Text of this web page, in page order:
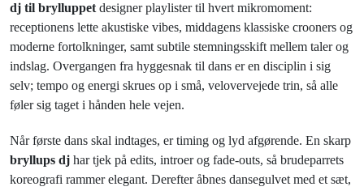
dj til brylluppet designer playlister til hvert mikromoment:
receptionens lette akustiske vibes, middagens klassiske crooners og
moderne fortolkninger, samt subtile stemningsskift mellem taler og
indslag. Overgangen fra hyggesnak til dans er en disciplin i sig
selv; tempo og energi skrues op i små, velovervejede trin, så alle
føler sig taget i hånden hele vejen.
Når første dans skal indtages, er timing og lyd afgørende. En skarp
bryllups dj har tjek på edits, introer og fade-outs, så brudeparrets
koreografi rammer elegant. Derefter åbnes dansegulvet med et sæt,